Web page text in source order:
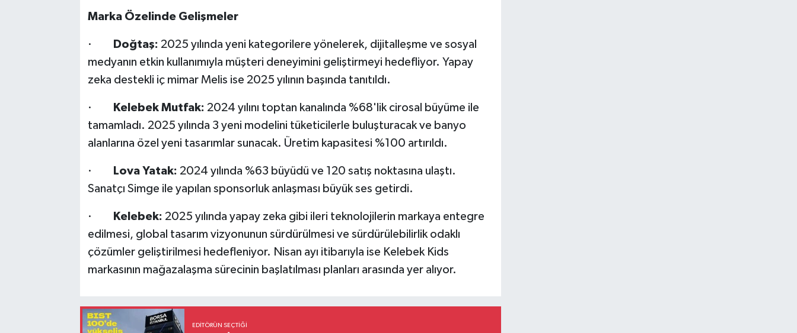
Marka Özelinde Gelişmeler
· Doğtaş: 2025 yılında yeni kategorilere yönelerek, dijitalleşme ve sosyal
medyanın etkin kullanımıyla müşteri deneyimini geliştirmeyi hedefliyor. Yapay
zeka destekli iç mimar Melis ise 2025 yılının başında tanıtıldı.
· Kelebek Mutfak: 2024 yılını toptan kanalında %68'lik cirosal büyüme ile
tamamladı. 2025 yılında 3 yeni modelini tüketicilerle buluşturacak ve banyo
alanlarına özel yeni tasarımlar sunacak. Üretim kapasitesi %100 artırıldı.
· Lova Yatak: 2024 yılında %63 büyüdü ve 120 satış noktasına ulaştı.
Sanatçı Simge ile yapılan sponsorluk anlaşması büyük ses getirdi.
· Kelebek: 2025 yılında yapay zeka gibi ileri teknolojilerin markaya entegre
edilmesi, global tasarım vizyonunun sürdürülmesi ve sürdürülebilirlik odaklı
çözümler geliştirilmesi hedefleniyor. Nisan ayı itibarıyla ise Kelebek Kids
markasının mağazalaşma sürecinin başlatılması planları arasında yer alıyor.
EDITÖRÜN SEÇTIĞI